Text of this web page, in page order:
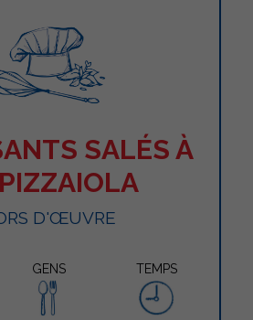
SALÉS À
D'ŒUVRE
GENS TEMPS